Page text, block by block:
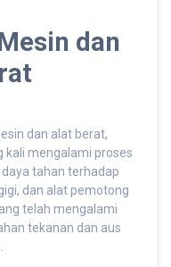
dan
dan alat berat,
kali mengalami proses
tahan terhadap
dan alat pemotong
telah mengalami
tekanan dan aus